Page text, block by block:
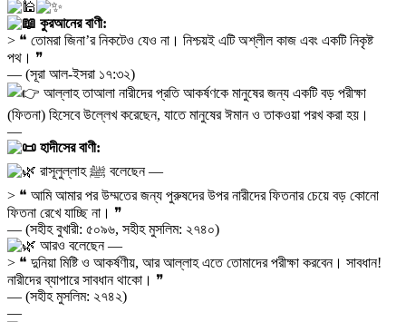
কুরআনের বাণী:
> ❝ তোমরা জিনা’র নিকটেও যেও না। নিশ্চয়ই এটি অশ্লীল কাজ এবং একটি নিকৃষ্ট
পথ। ❞
— (সূরা আল-ইসরা ১৭:৩২)
আল্লাহ তাআলা নারীদের প্রতি আকর্ষণকে মানুষের জন্য একটি বড় পরীক্ষা
(ফিতনা) হিসেবে উল্লেখ করেছেন, যাতে মানুষের ঈমান ও তাকওয়া পরখ করা হয়।
—
হাদীসের বাণী:
রাসূলুল্লাহ ﷺ বলেছেন —
> ❝ আমি আমার পর উম্মতের জন্য পুরুষদের উপর নারীদের ফিতনার চেয়ে বড় কোনো
ফিতনা রেখে যাচ্ছি না। ❞
— (সহীহ বুখারী: ৫০৯৬, সহীহ মুসলিম: ২৭৪০)
আরও বলেছেন —
> ❝ দুনিয়া মিষ্টি ও আকর্ষণীয়, আর আল্লাহ এতে তোমাদের পরীক্ষা করবেন। সাবধান!
নারীদের ব্যাপারে সাবধান থাকো। ❞
— (সহীহ মুসলিম: ২৭৪২)
—